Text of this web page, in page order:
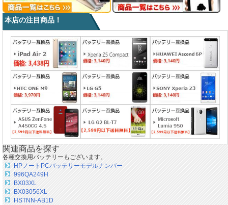
本店の注目商品！
関連商品を探す
各種交換用バッテリーもございます。
HPノートPCバッテリーモデルナンバー
996QA249H
BX03XL
BX03056XL
HSTNN-AB1D